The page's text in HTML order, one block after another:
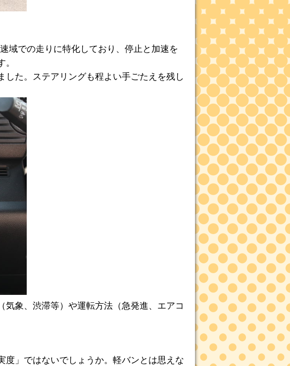
域での走りに特化しており、停止と加速を
た。ステアリングも程よい手ごたえを残し
象、渋滞等）や運転方法（急発進、エアコ
」ではないでしょうか。軽バンとは思えな